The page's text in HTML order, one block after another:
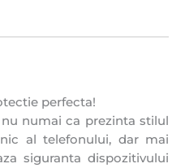
perfecta!
numai ca prezinta stilul
al telefonului, dar mai
siguranta dispozitivului